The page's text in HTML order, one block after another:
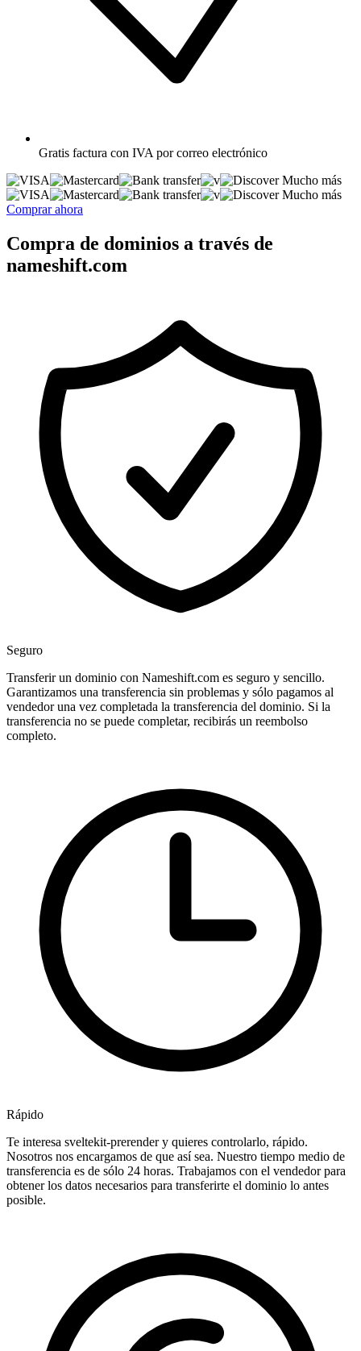
Gratis factura con IVA por correo electrónico
Mucho más
Mucho más
Comprar ahora
Compra de dominios a través de
nameshift.com
Seguro
Transferir un dominio con Nameshift.com es seguro y sencillo.
Garantizamos una transferencia sin problemas y sólo pagamos al
vendedor una vez completada la transferencia del dominio. Si la
transferencia no se puede completar, recibirás un reembolso
completo.
Rápido
Te interesa sveltekit-prerender y quieres controlarlo, rápido.
Nosotros nos encargamos de que así sea. Nuestro tiempo medio de
transferencia es de sólo 24 horas. Trabajamos con el vendedor para
obtener los datos necesarios para transferirte el dominio lo antes
posible.